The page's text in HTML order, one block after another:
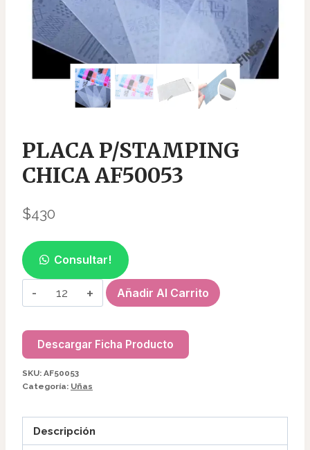
PLACA P/STAMPING
CHICA AF50053
$430
Consultar!
PLACA
P/STAMPING
AF50053
cantidad
Añadir Al Carrito
Descargar Ficha Producto
SKU: AF50053
Categoría: Uñas
Descripción